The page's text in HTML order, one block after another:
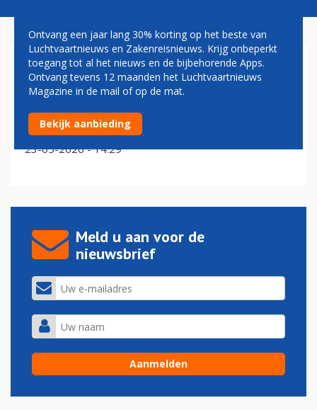
CAPE CANAVERAL
Ruimtevaartbedrijf Blue Origin steekt 600 miljoen in
uitbreiding
23-05-2026 - 14:29
Meld u aan voor de
nieuwsbrief
Ontvang een jaar lang 30% korting op het beste van
Luchtvaartnieuws en Zakenreisnieuws. Krijg onbeperkt
toegang tot al het nieuws en de bijbehorende Apps.
Ontvang tevens 12 maanden het Luchtvaartnieuws
Magazine in de mail of op de mat.
Bekijk aanbieding